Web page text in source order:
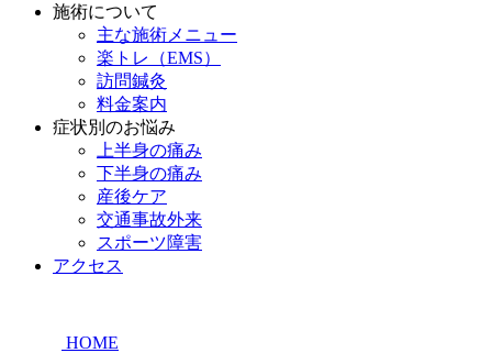
施術について
主な施術メニュー
楽トレ（EMS）
訪問鍼灸
料金案内
症状別のお悩み
上半身の痛み
下半身の痛み
産後ケア
交通事故外来
スポーツ障害
アクセス
HOME